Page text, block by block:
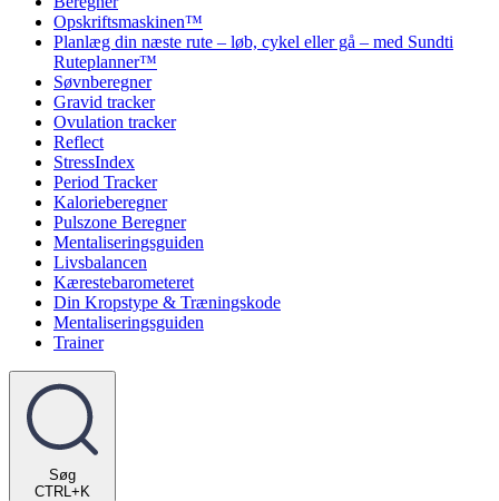
Opskriftsmaskinen™
Planlæg din næste rute – løb, cykel eller gå – med Sundti
Ruteplanner™
Søvnberegner
Gravid tracker
Ovulation tracker
Reflect
StressIndex
Period Tracker
Kalorieberegner
Pulszone Beregner
Mentaliseringsguiden
Livsbalancen
Kærestebarometeret
Din Kropstype & Træningskode
Mentaliseringsguiden
Trainer
Søg
CTRL+K